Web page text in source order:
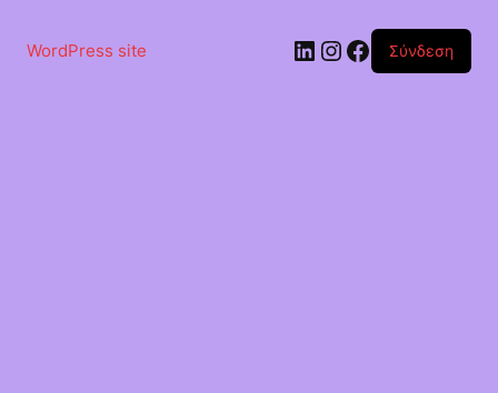
περιεχόμενο
WordPress site Linkedin
Instagram
Facebook
Σύνδεση